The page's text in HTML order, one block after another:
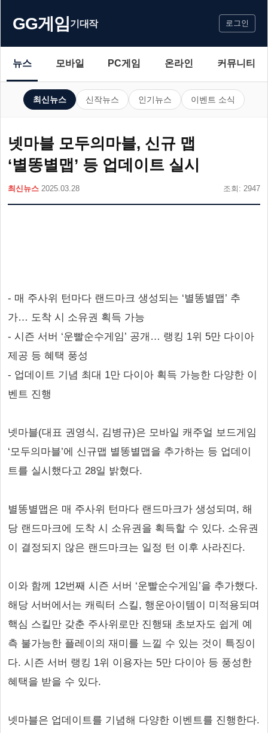
GG게임기대작 로그인
뉴스 모바일 PC게임 온라인 커뮤니티
최신뉴스 신작뉴스 인기뉴스 이벤트 소식
넷마블 모두의마블, 신규 맵
‘별똥별맵’ 등 업데이트 실시
최신뉴스 2025.03.28 조회: 2947
- 매 주사위 턴마다 랜드마크 생성되는 ‘별똥별맵’ 추
가… 도착 시 소유권 획득 가능
- 시즌 서버 ‘운빨순수게임’ 공개… 랭킹 1위 5만 다이아
제공 등 혜택 풍성
- 업데이트 기념 최대 1만 다이아 획득 가능한 다양한 이
벤트 진행
넷마블(대표 권영식, 김병규)은 모바일 캐주얼 보드게임
‘모두의마블’에 신규맵 별똥별맵을 추가하는 등 업데이
트를 실시했다고 28일 밝혔다.
별똥별맵은 매 주사위 턴마다 랜드마크가 생성되며, 해
당 랜드마크에 도착 시 소유권을 획득할 수 있다. 소유권
이 결정되지 않은 랜드마크는 일정 턴 이후 사라진다.
이와 함께 12번째 시즌 서버 ‘운빨순수게임’을 추가했다.
해당 서버에서는 캐릭터 스킬, 행운아이템이 미적용되며
핵심 스킬만 갖춘 주사위로만 진행돼 초보자도 쉽게 예
측 불가능한 플레이의 재미를 느낄 수 있는 것이 특징이
다. 시즌 서버 랭킹 1위 이용자는 5만 다이아 등 풍성한
혜택을 받을 수 있다.
넷마블은 업데이트를 기념해 다양한 이벤트를 진행한다.